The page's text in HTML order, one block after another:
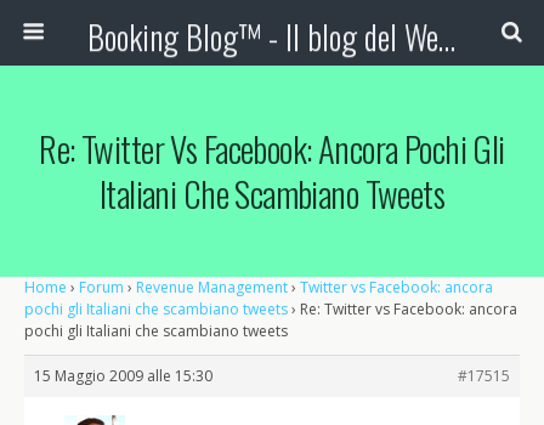
Booking Blog™ - Il blog del Web Marketing Turistico
Re: Twitter Vs Facebook: Ancora Pochi Gli
Italiani Che Scambiano Tweets
Home › Forum › Revenue Management› Twitter vs Facebook: ancora
pochi gli Italiani che scambiano tweets› Re: Twitter vs Facebook: ancora
pochi gli Italiani che scambiano tweets
15 Maggio 2009 alle 15:30 #17515